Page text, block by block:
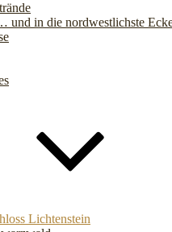
und in die nordwestlichste
Lichtenstein